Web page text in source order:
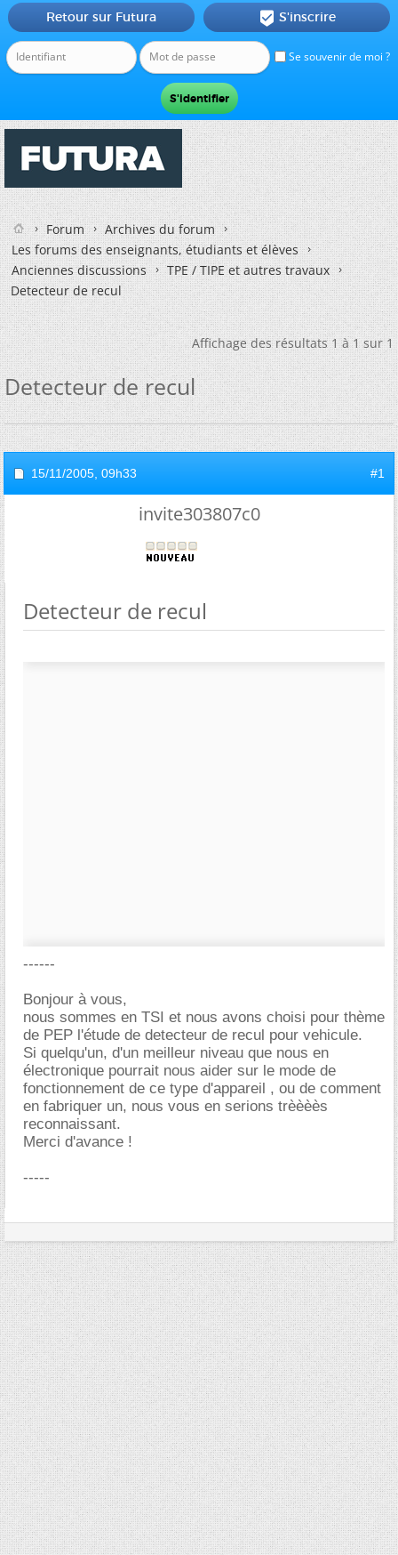
Se souvenir de moi ?
Retour sur Futura  S'inscrire
Forum
Archives du forum
Les forums des enseignants, étudiants et élèves
Anciennes discussions
TPE / TIPE et autres travaux
Detecteur de recul
Affichage des résultats 1 à 1 sur 1
Detecteur de recul
15/11/2005, 09h33 #1
invite303807c0
Detecteur de recul
------
Bonjour à vous,
nous sommes en TSI et nous avons choisi pour thème
de PEP l'étude de detecteur de recul pour vehicule.
Si quelqu'un, d'un meilleur niveau que nous en
électronique pourrait nous aider sur le mode de
fonctionnement de ce type d'appareil , ou de comment
en fabriquer un, nous vous en serions trèèèès
reconnaissant.
Merci d'avance !
-----